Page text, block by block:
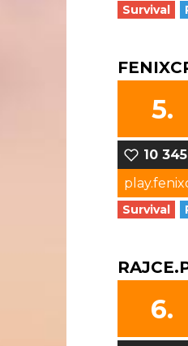
Survival
5.
10 345
Survival
6.